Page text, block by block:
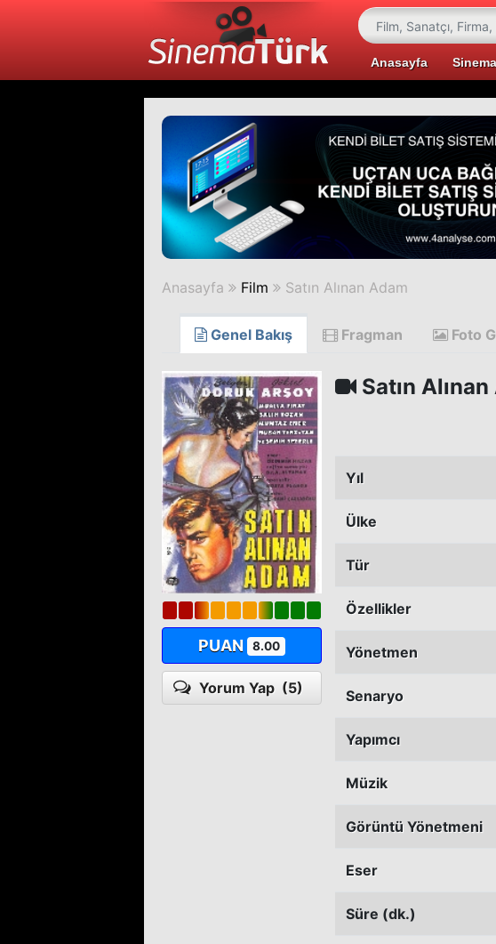
Anasayfa
Anasayfa Film Satın Alınan Adam
Genel Bakış Fragman Foto
PUAN 8.00
Yorum Yap (5)
Satın
Yıl
Ülke
Tür
Özellikler
Yönetmen
Senaryo
Yapımcı
Müzik
Görüntü Yönetmeni
Eser
Süre (dk.)